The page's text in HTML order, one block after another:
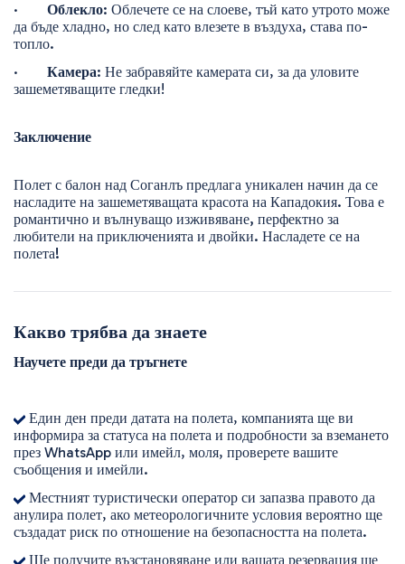
· Облекло: Облечете се на слоеве, тъй като утрото може
да бъде хладно, но след като влезете в въздуха, става по-
топло.
· Камера: Не забравяйте камерата си, за да уловите
зашеметяващите гледки!
Заключение
Полет с балон над Соганлъ предлага уникален начин да се
насладите на зашеметяващата красота на Кападокия. Това е
романтично и вълнуващо изживяване, перфектно за
любители на приключенията и двойки. Насладете се на
полета!
Какво трябва да знаете
Научете преди да тръгнете
Един ден преди датата на полета, компанията ще ви
информира за статуса на полета и подробности за вземането
през WhatsApp или имейл, моля, проверете вашите
съобщения и имейли.
Местният туристически оператор си запазва правото да
анулира полет, ако метеорологичните условия вероятно ще
създадат риск по отношение на безопасността на полета.
Ще получите възстановяване или вашата резервация ще